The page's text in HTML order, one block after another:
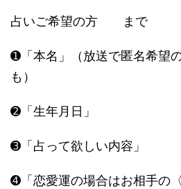
占いご希望の方 まで
➊「本名」（放送で匿名希望
も）
➋「生年月日」
➌「占って欲しい内容」
➍「恋愛運の場合はお相手の